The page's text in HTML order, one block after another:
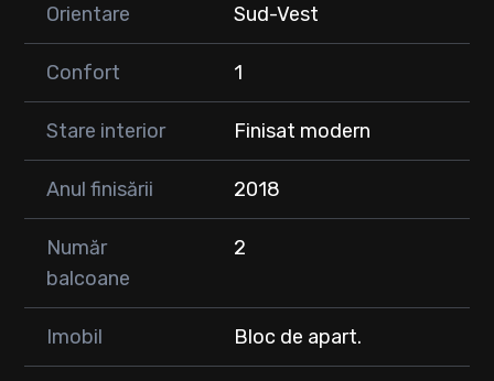
Orientare Sud-Vest
Confort 1
Stare interior Finisat modern
Anul finisării 2018
Număr
balcoane
2
Imobil Bloc de apart.